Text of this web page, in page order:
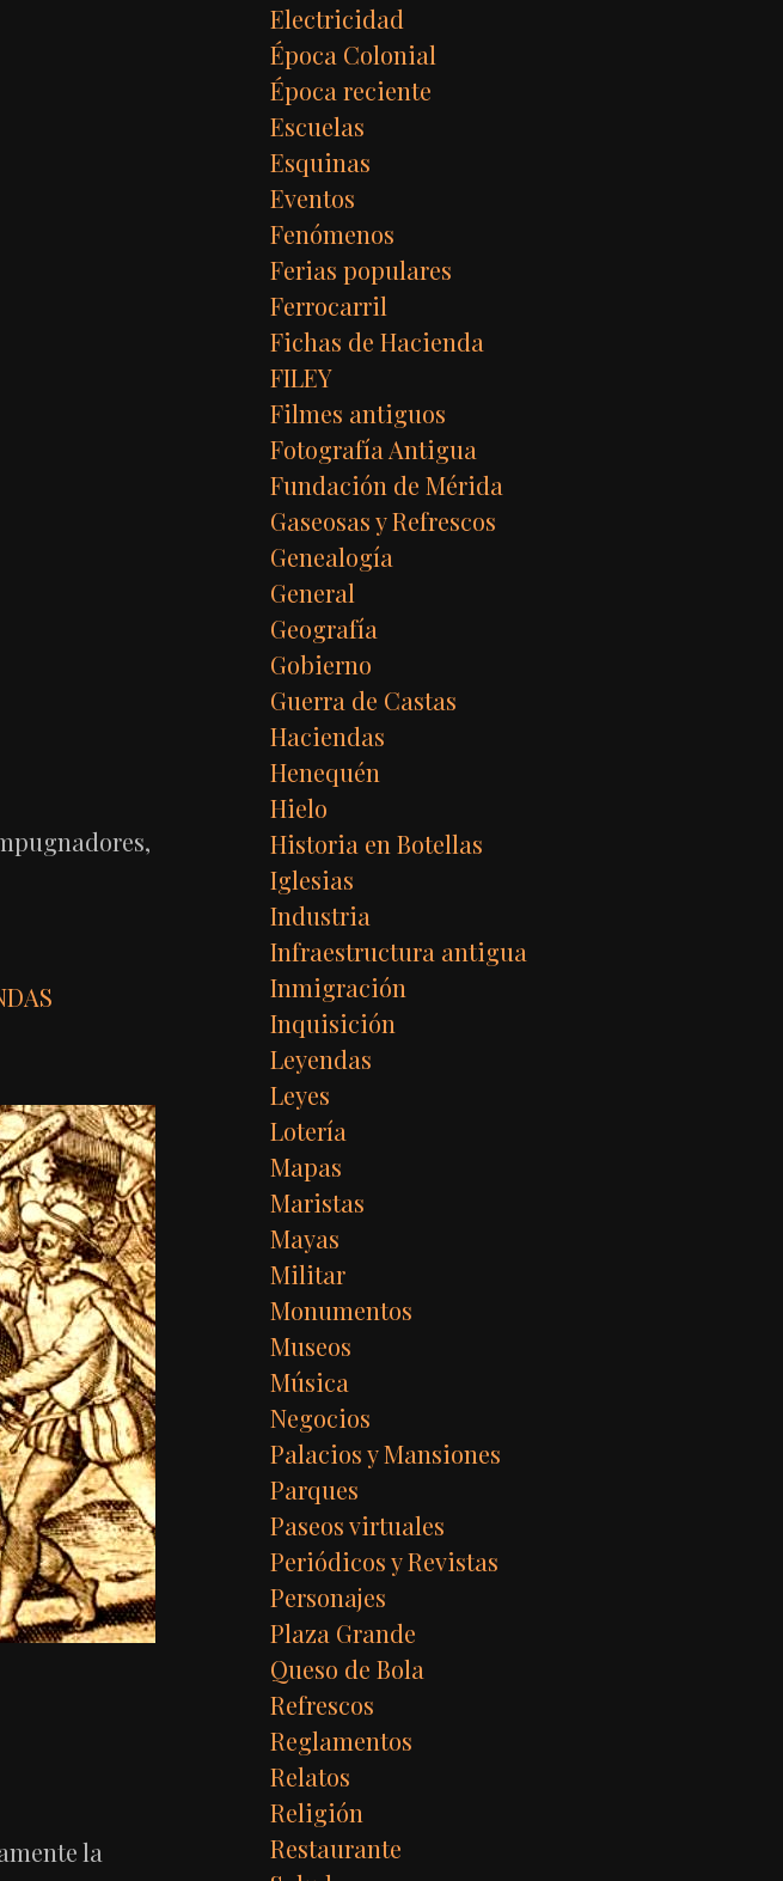
la
Electricidad
Época Colonial
Época reciente
Escuelas
Esquinas
Eventos
Fenómenos
Ferias populares
Ferrocarril
Fichas de Hacienda
FILEY
Filmes antiguos
Fotografía Antigua
Fundación de Mérida
Gaseosas y Refrescos
Genealogía
General
Geografía
Gobierno
Guerra de Castas
Haciendas
Henequén
Hielo
Historia en Botellas
Iglesias
Industria
Infraestructura antigua
Inmigración
Inquisición
Leyendas
Leyes
Lotería
Mapas
Maristas
Mayas
Militar
Monumentos
Museos
Música
Negocios
Palacios y Mansiones
Parques
Paseos virtuales
Periódicos y Revistas
Personajes
Plaza Grande
Queso de Bola
Refrescos
Reglamentos
Relatos
Religión
Restaurante